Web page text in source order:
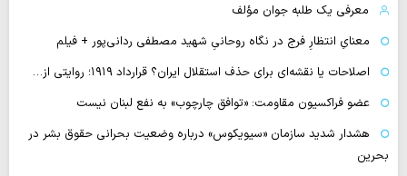
معرفی یک طلبه جوان مؤلف
معنایِ انتظارِ فرج در نگاه روحانیِ شهید مصطفی ردانی‌پور + فیلم
اصلاحات یا نقشه‌ای برای حذف استقلال ایران؟ قرارداد ۱۹۱۹؛ روایتی از…
عضو فراکسیون مقاومت: «توافق چارچوب» به نفع لبنان نیست
هشدار شدید سازمان «سیویکوس» درباره وضعیت بحرانی حقوق بشر در
بحرین